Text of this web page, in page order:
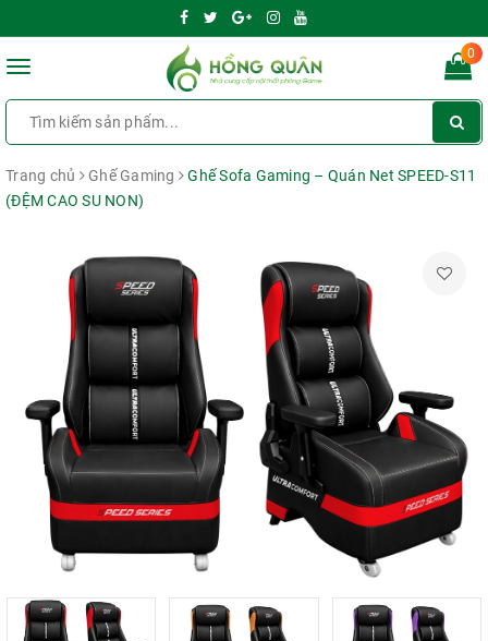
Toggle
0
Trang chủ Ghế Gaming
Ghế Sofa Gaming – Quán Net SPEED-S11
(ĐỆM CAO SU NON)